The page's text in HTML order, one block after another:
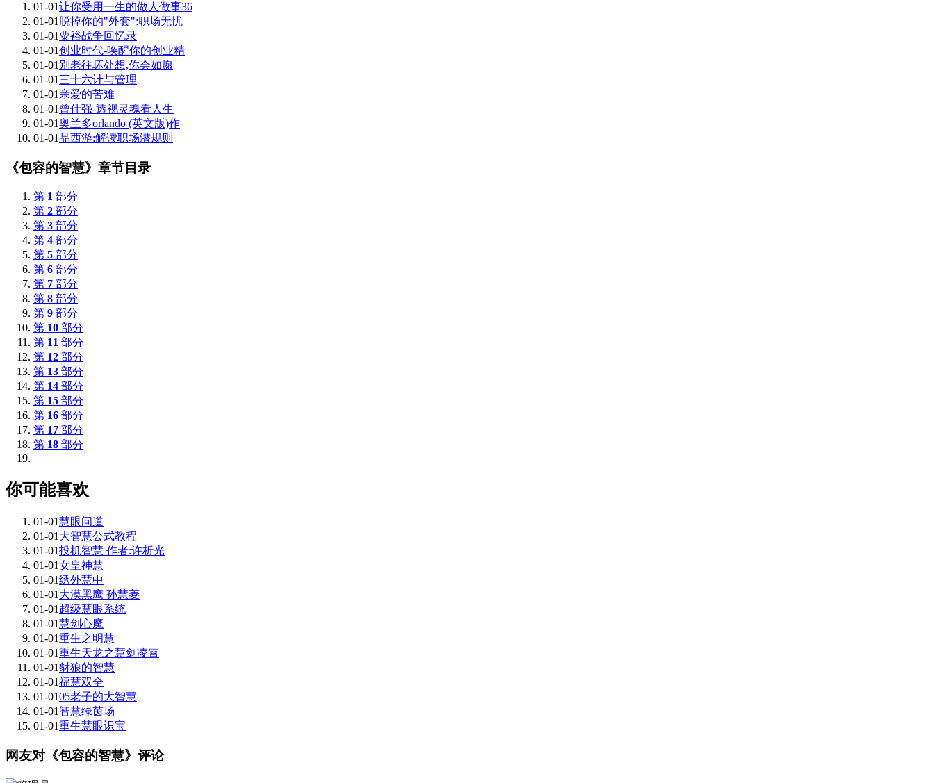
01-01让你受用一生的做人做事36
01-01 脱掉你的"外套":职场无忧
01-01粟裕战争回忆录
01-01创业时代-唤醒你的创业精
01-01 别老往坏处想,你会如愿
01-01 三十六计与管理
01-01 亲爱的苦难
01-01 曾仕强-透视灵魂看人生
01-01奥兰多orlando (英文版)作
01-01品西游:解读职场潜规则
《包容的智慧》章节目录
第 1 部分
第 2 部分
第 3 部分
第 4 部分
第 5 部分
第 6 部分
第 7 部分
第 8 部分
第 9 部分
第 10 部分
第 11 部分
第 12 部分
第 13 部分
第 14 部分
第 15 部分
第 16 部分
第 17 部分
第 18 部分
你可能喜欢
01-01慧眼问道
01-01 大智慧公式教程
01-01投机智慧 作者:许析光
01-01女皇神慧
01-01绣外慧中
01-01 大漠黑鹰 孙慧菱
01-01 超级慧眼系统
01-01慧剑心魔
01-01重生之明慧
01-01重生天龙之慧剑凌霄
01-01豺狼的智慧
01-01福慧双全
01-0105老子的大智慧
01-01 智慧绿茵场
01-01重生慧眼识宝
网友对《包容的智慧》评论